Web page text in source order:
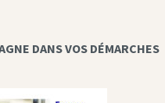
DANS VOS DÉMARCHES